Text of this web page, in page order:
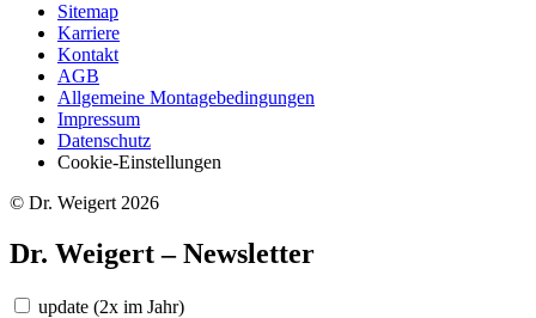
Sitemap
Karriere
Kontakt
AGB
Allgemeine Montagebedingungen
Impressum
Datenschutz
Cookie-Einstellungen
© Dr. Weigert 2026
Dr. Weigert – Newsletter
update (2x im Jahr)